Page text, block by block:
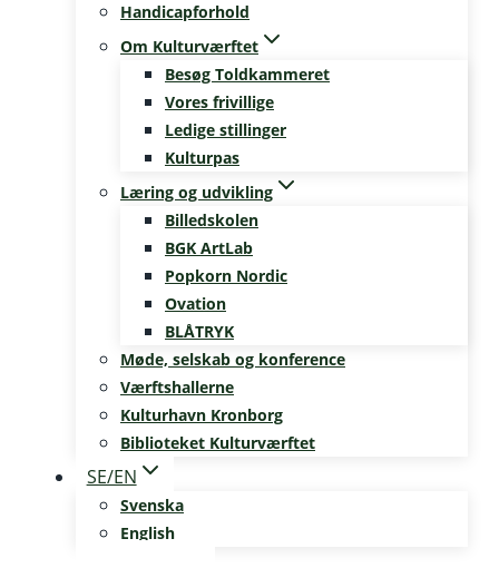
Handicapforhold
Om Kulturværftet
Besøg Toldkammeret
Vores frivillige
Ledige stillinger
Kulturpas
Læring og udvikling
Billedskolen
BGK ArtLab
Popkorn Nordic
Ovation
BLÅTRYK
Møde, selskab og konference
Værftshallerne
Kulturhavn Kronborg
Biblioteket Kulturværftet
SE/EN
Svenska
English